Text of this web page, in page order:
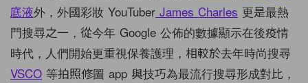
底液外，外國彩妝 YouTuber James Charles 更是最熱
門搜尋之一，從今年 Google 公佈的數據顯示在後疫情
時代，人們開始更重視保養護理，相較於去年時尚搜尋
VSCO 等拍照修圖 app 與技巧為最流行搜尋形成對比，